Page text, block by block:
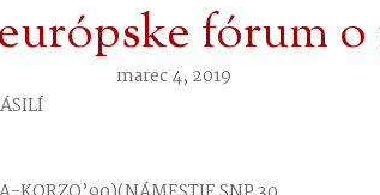
fórum
marec 4, 2019